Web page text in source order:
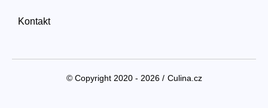
Kontakt
© Copyright 2020 - 2026 / Culina.cz